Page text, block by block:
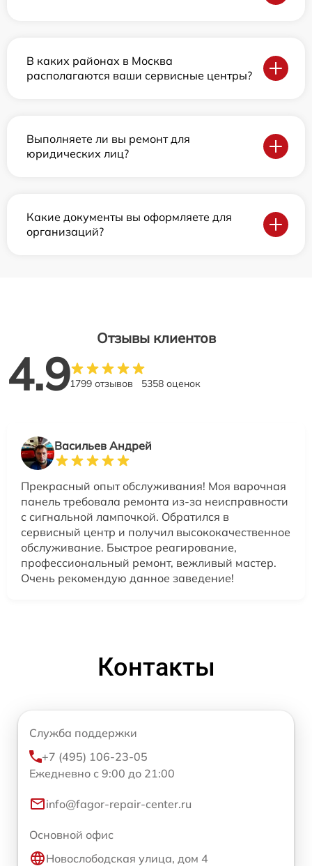
В каких районах в Москва
располагаются ваши сервисные центры?
Выполняете ли вы ремонт для
юридических лиц?
Какие документы вы оформляете для
организаций?
Отзывы клиентов
4.91799 отзывов 5358 оценок
Васильев Андрей
Прекрасный опыт обслуживания! Моя варочная
панель требовала ремонта из-за неисправности
с сигнальной лампочкой. Обратился в
сервисный центр и получил высококачественное
обслуживание. Быстрое реагирование,
профессиональный ремонт, вежливый мастер.
Очень рекомендую данное заведение!
Контакты
Служба поддержки
+7 (495) 106-23-05
Ежедневно с 9:00 до 21:00
info@fagor-repair-center.ru
Основной офис
Новослободская улица, дом 4